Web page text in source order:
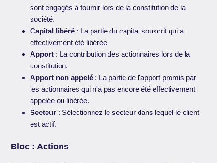
sont engagés à fournir lors de la constitution de la
société.
Capital libéré : La partie du capital souscrit qui a
effectivement été libérée.
Apport : La contribution des actionnaires lors de la
constitution.
Apport non appelé : La partie de l'apport promis par
les actionnaires qui n'a pas encore été effectivement
appelée ou libérée.
Secteur : Sélectionnez le secteur dans lequel le client
est actif.
Bloc : Actions